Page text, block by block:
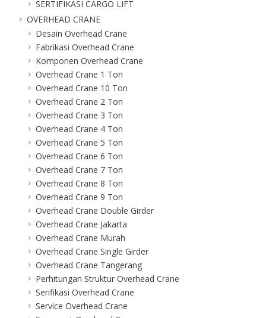
SERTIFIKASI CARGO LIFT
OVERHEAD CRANE
Desain Overhead Crane
Fabrikasi Overhead Crane
Komponen Overhead Crane
Overhead Crane 1 Ton
Overhead Crane 10 Ton
Overhead Crane 2 Ton
Overhead Crane 3 Ton
Overhead Crane 4 Ton
Overhead Crane 5 Ton
Overhead Crane 6 Ton
Overhead Crane 7 Ton
Overhead Crane 8 Ton
Overhead Crane 9 Ton
Overhead Crane Double Girder
Overhead Crane Jakarta
Overhead Crane Murah
Overhead Crane Single Girder
Overhead Crane Tangerang
Perhitungan Struktur Overhead Crane
Serifikasi Overhead Crane
Service Overhead Crane